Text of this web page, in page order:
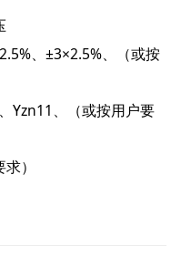
、±3×2.5%、（或按
Yzn11、（或按用户要
）